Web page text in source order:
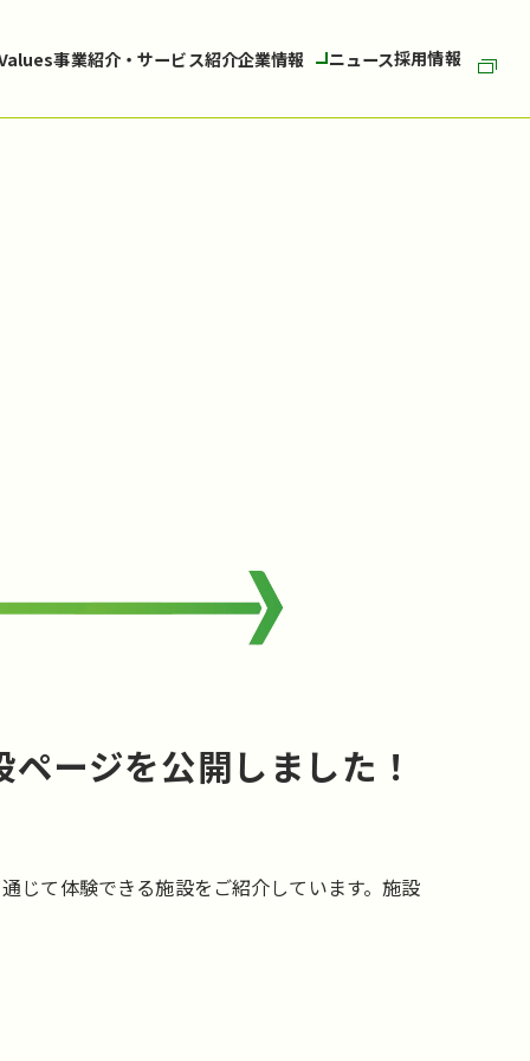
事業紹介・サービス紹介企業情報 ニュース採用情報
ージを公開しました！
じて体験できる施設をご紹介しています。施設